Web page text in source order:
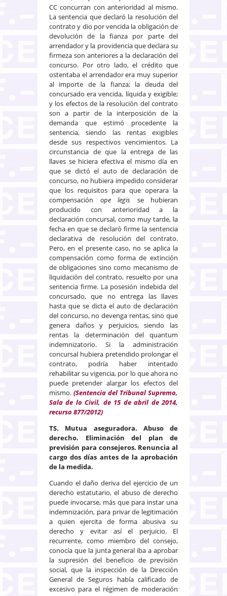
CC concurran con anterioridad al mismo.
La sentencia que declaró la resolución del
contrato y dio por vencida la obligación de
devolución de la fianza por parte del
arrendador y la providencia que declara su
firmeza son anteriores a la declaración del
concurso. Por otro lado, el crédito que
ostentaba el arrendador era muy superior
al importe de la fianza; la deuda del
concursado era vencida, líquida y exigible;
y los efectos de la resolución del contrato
son a partir de la interposición de la
demanda que estimó procedente la
sentencia, siendo las rentas exigibles
desde sus respectivos vencimientos. La
circunstancia de que la entrega de las
llaves se hiciera efectiva el mismo día en
que se dictó el auto de declaración de
concurso, no hubiera impedido considerar
que los requisitos para que operara la
compensación ope legis se hubieran
producido con anterioridad a la
declaración concursal, como muy tarde, la
fecha en que se declaró firme la sentencia
declarativa de resolución del contrato.
Pero, en el presente caso, no se aplica la
compensación como forma de extinción
de obligaciones sino como mecanismo de
liquidación del contrato, resuelto por una
sentencia firme. La posesión indebida del
concursado, que no entrega las llaves
hasta que se dicta el auto de declaración
del concurso, no devenga rentas, sino que
genera daños y perjuicios, siendo las
rentas la determinación del quantum
indemnizatorio. Si la administración
concursal hubiera pretendido prolongar el
contrato, podría haber intentado
rehabilitar su vigencia, por lo que ahora no
puede pretender alargar los efectos del
mismo. (Sentencia del Tribunal Supremo,
Sala de lo Civil, de 15 de abril de 2014,
recurso 877/2012)
TS. Mutua aseguradora. Abuso de
derecho. Eliminación del plan de
previsión para consejeros. Renuncia al
cargo dos días antes de la aprobación
de la medida.
Cuando el daño deriva del ejercicio de un
derecho estatutario, el abuso de derecho
puede invocarse, más que para instar una
indemnización, para privar de legitimación
a quien ejercita de forma abusiva su
derecho y evitar así el perjuicio. El
recurrente, como miembro del consejo,
conocía que la junta general iba a aprobar
la supresión del beneficio de previsión
social, que la inspección de la Dirección
General de Seguros había calificado de
excesivo para el régimen de moderación